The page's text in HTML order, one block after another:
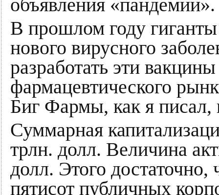
объявления «пандемии».
В прошлом году
нового вирусного
разработать эти
фармацевтического
Биг Фармы, как я
Суммарная
трлн. долл. Величина
долл. Этого
пятисот публичных